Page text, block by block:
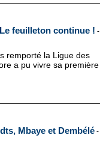
feuilleton continue ! -
remporté la Ligue des
a pu vivre sa première
Mbaye et Dembélé -